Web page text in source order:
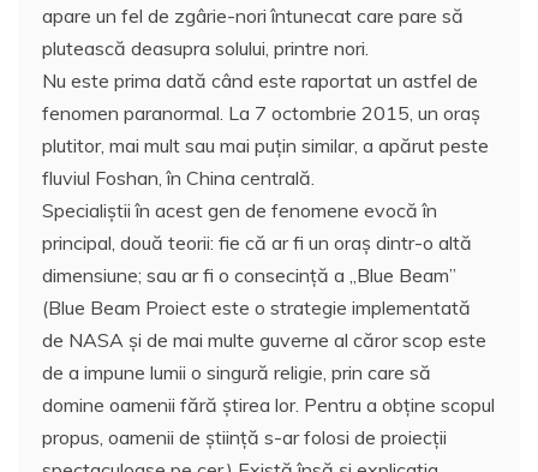
apare un fel de zgârie-nori întunecat care pare să
plutească deasupra solului, printre nori.
Nu este prima dată când este raportat un astfel de
fenomen paranormal. La 7 octombrie 2015, un oraș
plutitor, mai mult sau mai puțin similar, a apărut peste
fluviul Foshan, în China centrală.
Specialiștii în acest gen de fenomene evocă în
principal, două teorii: fie că ar fi un oraș dintr-o altă
dimensiune; sau ar fi o consecință a „Blue Beam”
(Blue Beam Proiect este o strategie implementată
de NASA și de mai multe guverne al căror scop este
de a impune lumii o singură religie, prin care să
domine oamenii fără știrea lor. Pentru a obţine scopul
propus, oamenii de știință s-ar folosi de proiecții